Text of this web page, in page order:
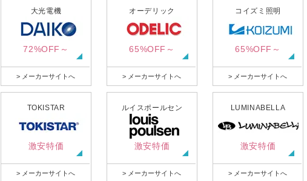
大光電機
72%OFF～
> メーカーサイトへ
オーデリック
65%OFF～
> メーカーサイトへ
コイズミ照明
65%OFF～
> メーカーサイトへ
TOKISTAR
激安特価
> メーカーサイトへ
ルイスポールセン
激安特価
> メーカーサイトへ
LUMINABELLA
激安特価
> メーカーサイトへ